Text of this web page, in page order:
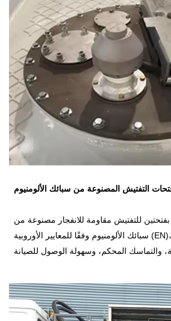
للتفتيش مقاومة للانفجار مصنوعة من
سبائك الألومنيوم وفقًا للمعايير الأوروبية (EN)، مما يضمن تعزيز